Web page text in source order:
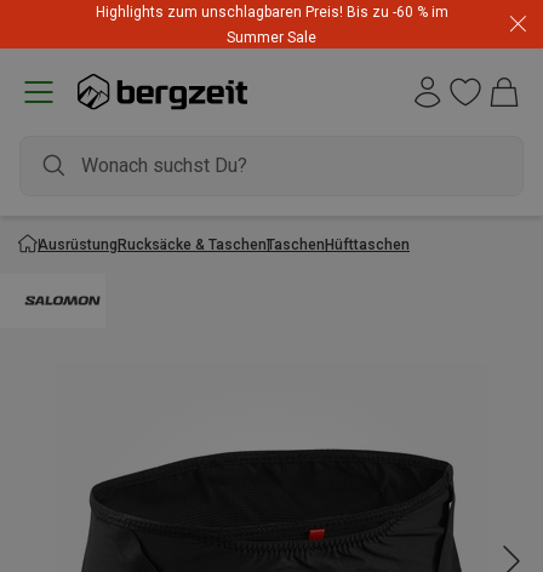
Highlights zum unschlagbaren Preis! Bis zu -60 % im
Summer Sale
AusrüstungRucksäcke & TaschenTaschenHüfttaschen